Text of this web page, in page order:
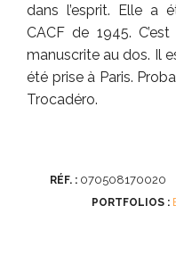
dans l’esprit. Elle a
CACF de 1945.
manuscrite au dos. Il
été prise à Paris.
Trocadéro.
RÉF. : 070508170020
PORTFOLIOS :